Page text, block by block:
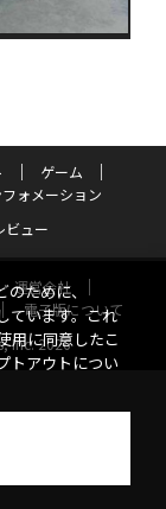
ゲーム
ォメーション
ビュー
運営会社
電子版について
Inc. 2026
ために、
ています。これ
用に同意したこ
トアウトについ